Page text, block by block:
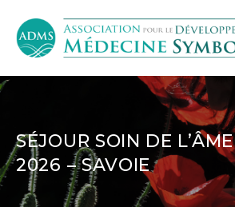
SÉJOUR SOIN DE
2026 – SAVOIE